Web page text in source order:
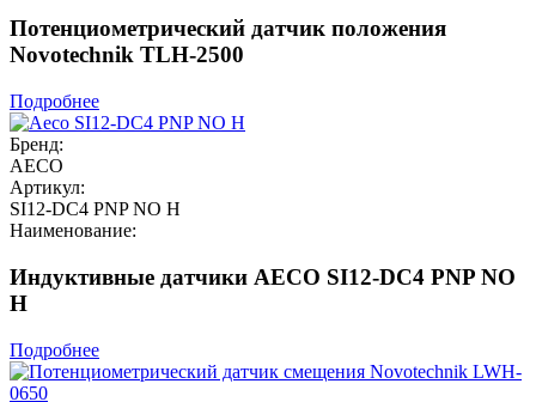
Потенциометрический датчик положения
Novotechnik TLH-2500
Подробнее
Бренд:
AECO
Артикул:
SI12-DC4 PNP NO H
Наименование:
Индуктивные датчики AECO SI12-DC4 PNP NO
H
Подробнее